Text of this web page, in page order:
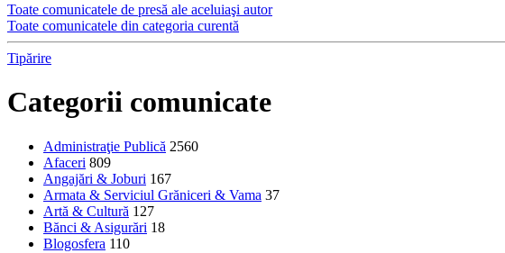
Toate comunicatele de presă ale aceluiaşi autor
Toate comunicatele din categoria curentă
Tipărire
Categorii comunicate
Administraţie Publică 2560
Afaceri 809
Angajări & Joburi 167
Armata & Serviciul Grăniceri & Vama 37
Artă & Cultură 127
Bănci & Asigurări 18
Blogosfera 110